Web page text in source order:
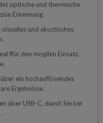
optische und thermische
Erkennung.
und akustisches
ffür den mogilen Einsatz,
ein hochauflösendes
Ergebnisse.
über USB-C, damit Sie bei